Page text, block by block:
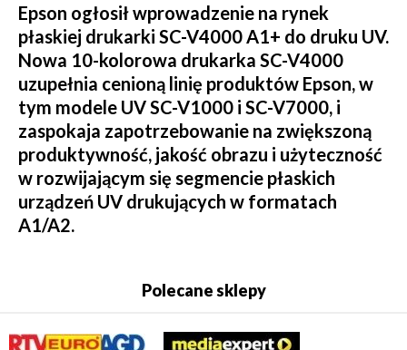
Epson ogłosił wprowadzenie na rynek
płaskiej drukarki SC-V4000 A1+ do druku UV.
Nowa 10-kolorowa drukarka SC-V4000
uzupełnia cenioną linię produktów Epson, w
tym modele UV SC-V1000 i SC-V7000, i
zaspokaja zapotrzebowanie na zwiększoną
produktywność, jakość obrazu i użyteczność
w rozwijającym się segmencie płaskich
urządzeń UV drukujących w formatach
A1/A2.
Polecane sklepy